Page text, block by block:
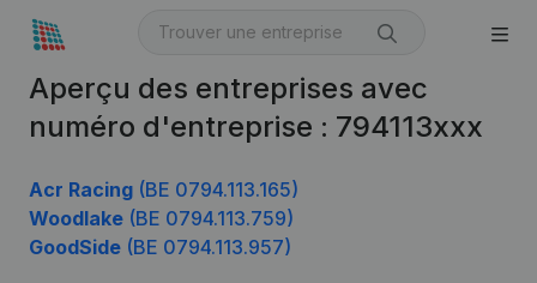
Aperçu des entreprises avec
numéro d'entreprise : 794113xxx
Acr Racing (BE 0794.113.165)
Woodlake (BE 0794.113.759)
GoodSide (BE 0794.113.957)